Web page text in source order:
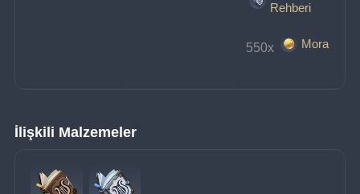
Rehberi
550x Mora
İlişkili Malzemeler